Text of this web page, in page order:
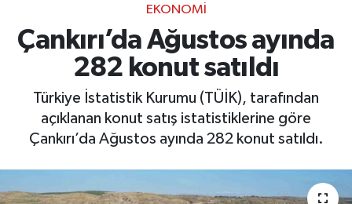
EKONOMİ
Çankırı’da Ağustos ayında
282 konut satıldı
Türkiye İstatistik Kurumu (TÜİK), tarafından
açıklanan konut satış istatistiklerine göre
Çankırı’da Ağustos ayında 282 konut satıldı.
EKONOMİ
SAĞLIK
SPOR
EĞİTİM
Trafik Durumu
Süper Lig Puan Durumu ve Fikstür
Tüm Manşetler
Son Dakika Haberleri